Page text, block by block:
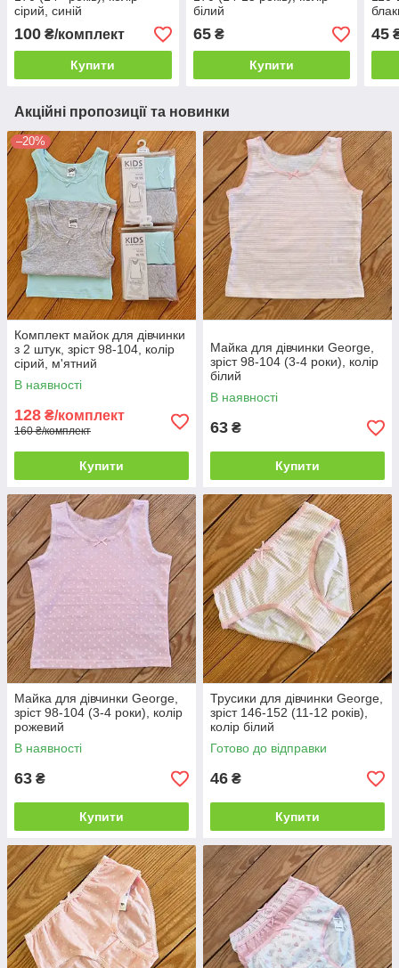
сірий, синій
100 ₴/комплект
Купити
білий
65₴
Купити
45
Акційні пропозиції та новинки
–20%
Комплект майок для дівчинки
з 2 штук, зріст 98-104, колір
сірий, м'ятний
В наявності
128 ₴/комплект
160 ₴/комплект
Купити
Майка для дівчинки George,
зріст 98-104 (3-4 роки), колір
білий
В наявності
63 ₴
Купити
Майка для дівчинки George,
зріст 98-104 (3-4 роки), колір
рожевий
В наявності
63 ₴
Купити
Трусики для дівчинки George,
зріст 146-152 (11-12 років),
колір білий
Готово до відправки
46 ₴
Купити